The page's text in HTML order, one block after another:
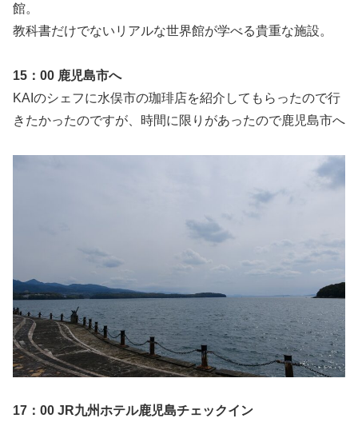
館。
教科書だけでないリアルな世界館が学べる貴重な施設。
15：00 鹿児島市へ
KAIのシェフに水俣市の珈琲店を紹介してもらったので行
きたかったのですが、時間に限りがあったので鹿児島市へ
17：00 JR九州ホテル鹿児島チェックイン